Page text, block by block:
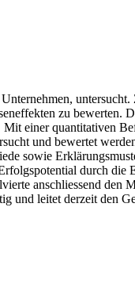
zu bewerten.
einer quantitativen
und bewertet
sowie
durch
anschliessend den
und leitet derzeit den